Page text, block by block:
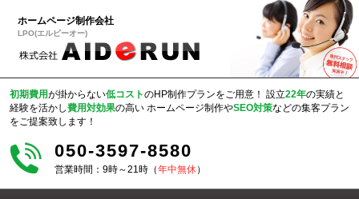
ホームページ制作会社
LPO(エルピーオー)
初期費用が掛からない低コストのHP制作プランをご用意！ 設立22年の実績と
経験を活かし費用対効果の高い ホームページ制作やSEO対策などの集客プラン
をご提案致します！
050-3597-8580
営業時間：9時～21時（年中無休）